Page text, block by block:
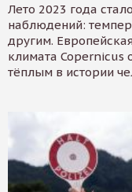
Лето 2023 года
наблюдений:
другим.
климата Copernicus
тёплым в истории